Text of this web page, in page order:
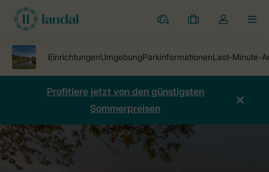
Ferienparks
Meine
Dropdown-
öffnen
Profitiere jetzt von den günstigsten
Sommerpreisen
Ferienparks Preise vergleichen